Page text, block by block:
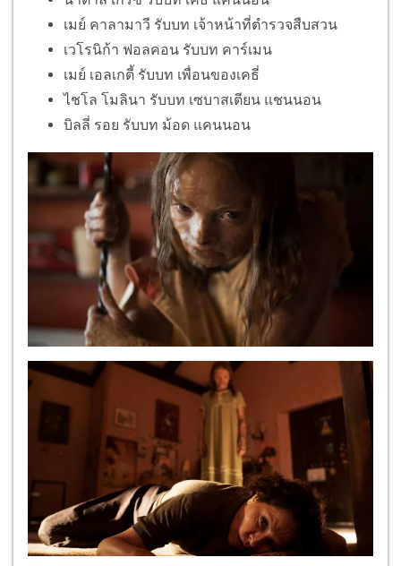
เมย์ คาลามาวี รับบท เจ้าหน้าที่ตำรวจสืบสวน
เวโรนิก้า ฟอลคอน รับบท คาร์เมน
เมย์ เอลเกตี้ รับบท เพื่อนของเคธี่
ไชโล โมลินา รับบท เซบาสเตียน แชนนอน
บิลลี่ รอย รับบท ม้อด แคนนอน